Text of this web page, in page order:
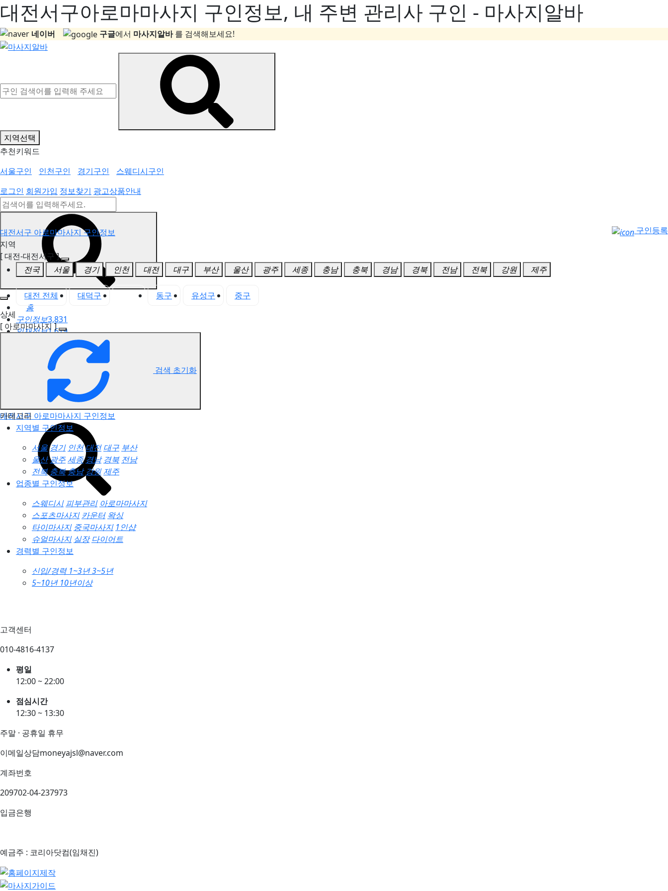
대전서구아로마마사지 구인정보, 내 주변 관리사 구인 - 마사지알바
네이버 구글에서 마사지알바를 검색해보세요!
지역선택
추천키워드
서울구인
인천구인 경기구인
스웨디시구인
로그인 회원가입 정보찾기 광고상품안내
홈
구인정보3,831
인재정보1,619
고객센터
전국업체정보
마사지가이드
업체 서비스 관리
대전서구 아로마마사지 구인정보
대전서구 아로마마사지 구인정보
구인등록
지역
[ 대전-대전서구 ]
전국
서울 경기 인천 대전 대구 부산 울산 광주 세종 충남 충북 경남 경북 전남 전북 강원 제주
대전 전체 대덕구 동구 유성구
중구
상세
[ 아로마마사지 ]
검색 초기화
카테고리
지역별 구인정보
서울경기 인천대전 대구 부산
울산광주세종경남 경북 전남
전북 충북충남 강원제주
업종별 구인정보
스웨디시 피부관리 아로마마사지
스포츠마사지 카운터 왁싱
타이마사지 중국마사지 1인샵
슈얼마사지 실장 다이어트
경력별 구인정보
신입/경력 1~3년3~5년
5~10년 10년이상
고객센터
010-4816-4137
평일
12:00 ~ 22:00
점심시간
12:30 ~ 13:30
주말 · 공휴일 휴무
이메일상담moneyajsl@naver.com
계좌번호
209702-04-237973
입금은행
예금주 : 코리아닷컴(임채진)